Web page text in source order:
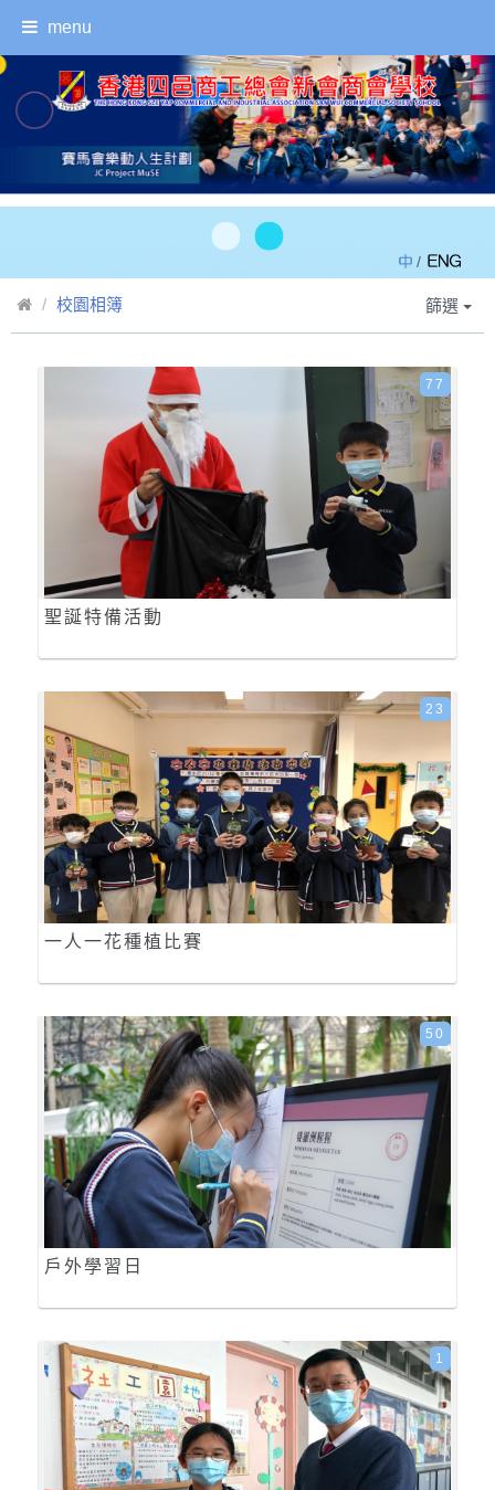
menu
/
校園相簿 篩選
聖誕特備活動
77
一人一花種植比賽
23
戶外學習日
50
1